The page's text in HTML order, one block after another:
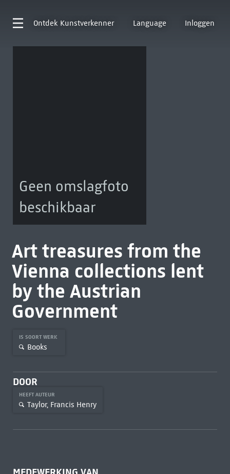
Ontdek Kunstverkenner Language Inloggen
Geen omslagfoto
beschikbaar
Art treasures from the
Vienna collections lent
by the Austrian
Government
IS SOORT WERK
Books
DOOR
HEEFT AUTEUR
Taylor, Francis Henry